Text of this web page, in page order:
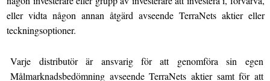
eller vidta någon annan åtgärd avseende TerraNets aktier eller
teckningsoptioner.
Varje distributör är ansvarig för att genomföra sin egen
Målmarknadsbedömning avseende TerraNets aktier samt för att